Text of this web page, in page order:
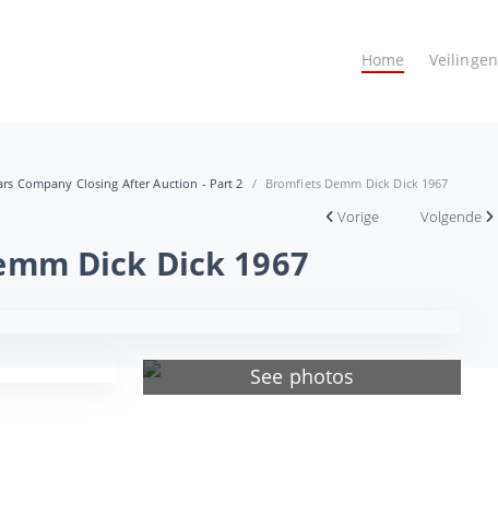
Home Veilingen
Company Closing After Auction - Part 2 Bromfiets Demm Dick Dick 1967
Vorige Volgende
Dick Dick 1967
See photos